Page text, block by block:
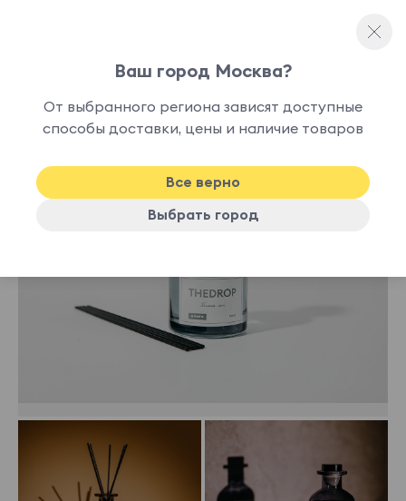
-30%
наличии
Ваш город Москва?
От выбранного региона зависят доступные
способы доставки, цены и наличие товаров
Все верно
Выбрать город